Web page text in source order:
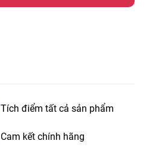
Tích điểm tất cả sản phẩm
Cam kết chính hãng